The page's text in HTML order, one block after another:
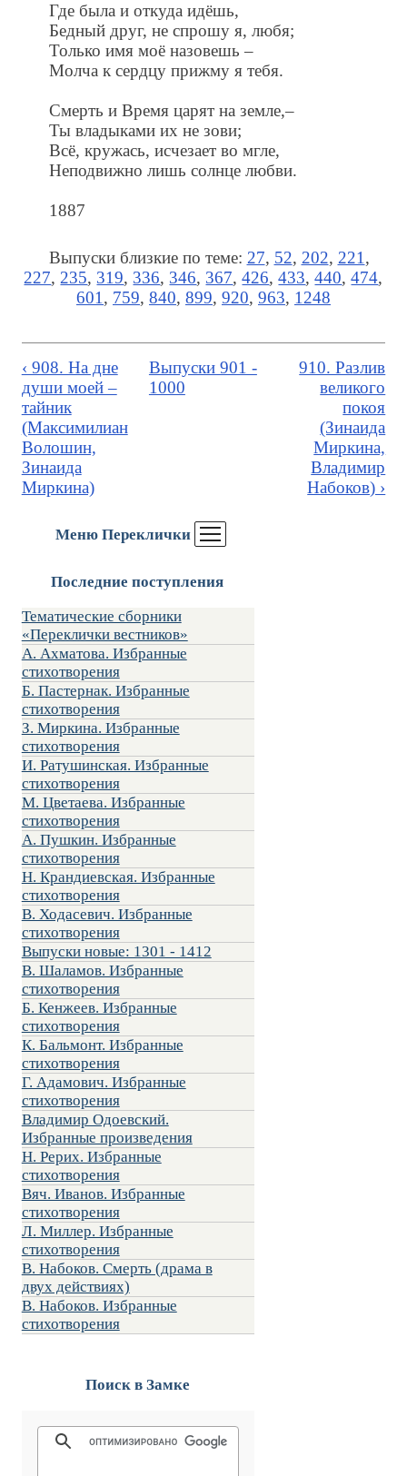
Меню Переклички
Последние поступления
Тематические сборники
«Переклички вестников»
А. Ахматова. Избранные
стихотворения
Б. Пастернак. Избранные
стихотворения
З. Миркина. Избранные
стихотворения
И. Ратушинская. Избранные
стихотворения
М. Цветаева. Избранные
стихотворения
А. Пушкин. Избранные
стихотворения
Н. Крандиевская. Избранные
стихотворения
В. Ходасевич. Избранные
стихотворения
Выпуски новые: 1301 - 1412
В. Шаламов. Избранные
стихотворения
Б. Кенжеев. Избранные
стихотворения
К. Бальмонт. Избранные
стихотворения
Г. Адамович. Избранные
стихотворения
Владимир Одоевский.
Избранные произведения
Н. Рерих. Избранные
стихотворения
Вяч. Иванов. Избранные
стихотворения
Л. Миллер. Избранные
стихотворения
В. Набоков. Смерть (драма в
двух действиях)
В. Набоков. Избранные
стихотворения
Поиск в Замке
Где была и откуда идёшь,
Бедный друг, не спрошу я, любя;
Только имя моё назовешь –
Молча к сердцу прижму я тебя.
Смерть и Время царят на земле,–
Ты владыками их не зови;
Всё, кружась, исчезает во мгле,
Неподвижно лишь солнце любви.
1887
Выпуски близкие по теме: 27, 52, 202, 221,
227,235, 319, 336, 346, 367,426,433,440,474,
601, 759, 840, 899, 920, 963, 1248
‹ 908. На дне
души моей –
тайник
(Максимилиан
Волошин,
Зинаида
Миркина)
Выпуски 901 -
1000
910. Разлив
великого
покоя
(Зинаида
Миркина,
Владимир
Набоков) ›